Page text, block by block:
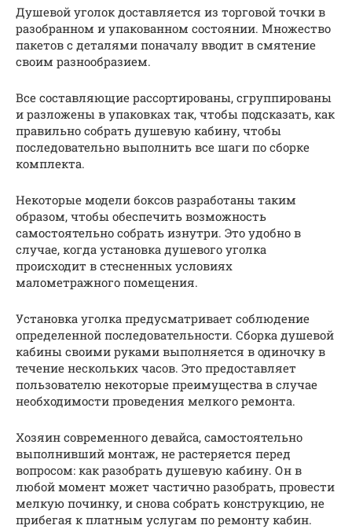
Душевой уголок доставляется из торговой точки в
разобранном и упакованном состоянии. Множество
пакетов с деталями поначалу вводит в смятение
своим разнообразием.
Все составляющие рассортированы, сгруппированы
и разложены в упаковках так, чтобы подсказать, как
правильно собрать душевую кабину, чтобы
последовательно выполнить все шаги по сборке
комплекта.
Некоторые модели боксов разработаны таким
образом, чтобы обеспечить возможность
самостоятельно собрать изнутри. Это удобно в
случае, когда установка душевого уголка
происходит в стесненных условиях
малометражного помещения.
Установка уголка предусматривает соблюдение
определенной последовательности. Сборка душевой
кабины своими руками выполняется в одиночку в
течение нескольких часов. Это предоставляет
пользователю некоторые преимущества в случае
необходимости проведения мелкого ремонта.
Хозяин современного девайса, самостоятельно
выполнивший монтаж, не растеряется перед
вопросом: как разобрать душевую кабину. Он в
любой момент может частично разобрать, провести
мелкую починку, и снова собрать конструкцию, не
прибегая к платным услугам по ремонту кабин.